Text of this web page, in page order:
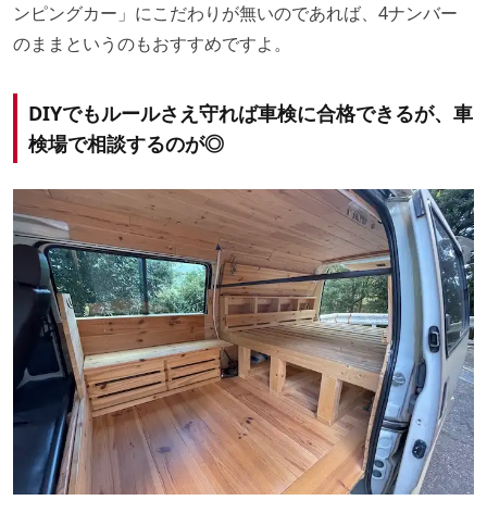
ンピングカー」にこだわりが無いのであれば、4ナンバー
のままというのもおすすめですよ。
DIYでもルールさえ守れば車検に合格できるが、車
検場で相談するのが◎